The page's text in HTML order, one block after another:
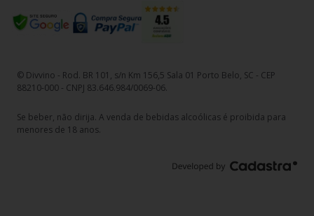
© Divvino - Rod. BR 101, s/n Km 156,5 Sala 01 Porto Belo, SC - CEP
88210-000 - CNPJ 83.646.984/0069-06.
Se beber, não dirija. A venda de bebidas alcoólicas é proibida para
menores de 18 anos.